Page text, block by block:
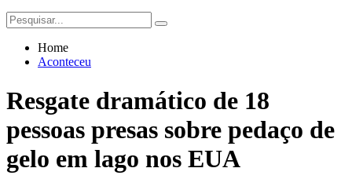
Home
Aconteceu
Resgate dramático de 18
pessoas presas sobre pedaço de
gelo em lago nos EUA